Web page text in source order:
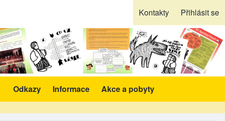
Kontakty Přihlásit se
Publikace a pomůcky sub-navigation
Odkazy Informace Akce a pobyty